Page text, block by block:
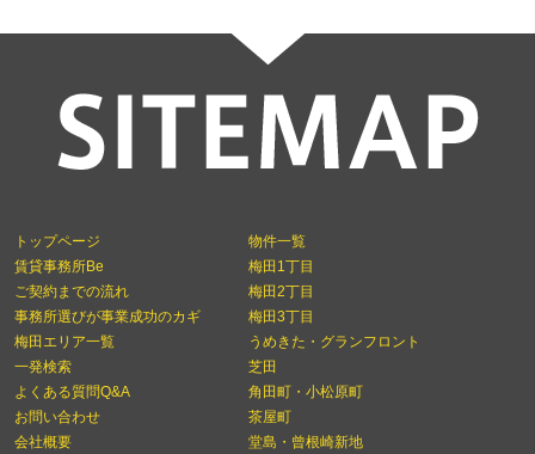
トップページ
賃貸事務所Be
ご契約までの流れ
事務所選びが事業成功のカギ
梅田エリア一覧
一発検索
よくある質問Q&A
お問い合わせ
会社概要
物件一覧
梅田1丁目
梅田2丁目
梅田3丁目
うめきた・グランフロント
芝田
角田町・小松原町
茶屋町
堂島・曾根崎新地